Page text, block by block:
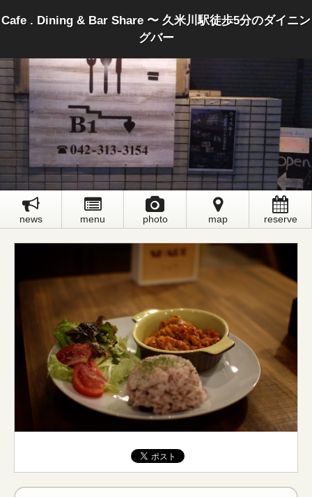
Cafe . Dining & Bar Share 〜 久米川駅徒歩5分のダイニン
グバー
news menu photo map reserve